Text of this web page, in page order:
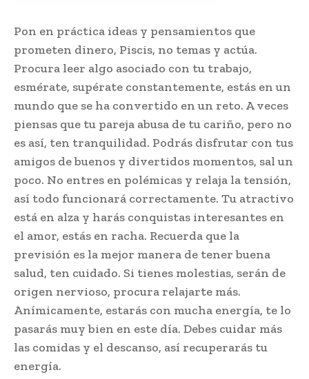
Pon en práctica ideas y pensamientos que
prometen dinero, Piscis, no temas y actúa.
Procura leer algo asociado con tu trabajo,
esmérate, supérate constantemente, estás en un
mundo que se ha convertido en un reto. A veces
piensas que tu pareja abusa de tu cariño, pero no
es así, ten tranquilidad. Podrás disfrutar con tus
amigos de buenos y divertidos momentos, sal un
poco. No entres en polémicas y relaja la tensión,
así todo funcionará correctamente. Tu atractivo
está en alza y harás conquistas interesantes en
el amor, estás en racha. Recuerda que la
previsión es la mejor manera de tener buena
salud, ten cuidado. Si tienes molestias, serán de
origen nervioso, procura relajarte más.
Anímicamente, estarás con mucha energía, te lo
pasarás muy bien en este día. Debes cuidar más
las comidas y el descanso, así recuperarás tu
energía.